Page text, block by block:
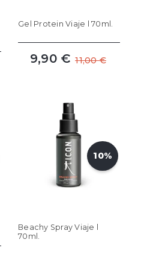
Gel Protein Viaje l 70ml.
11,00 €
9,90 €
Beachy Spray Viaje l
70ml.
10%